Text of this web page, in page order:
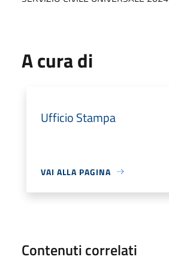
A cura di
Ufficio Stampa
VAI ALLA PAGINA
Contenuti correlati